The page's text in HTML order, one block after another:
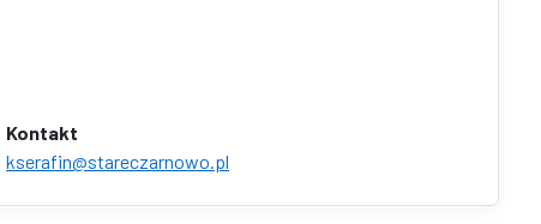
Kontakt
kserafin@stareczarnowo.pl